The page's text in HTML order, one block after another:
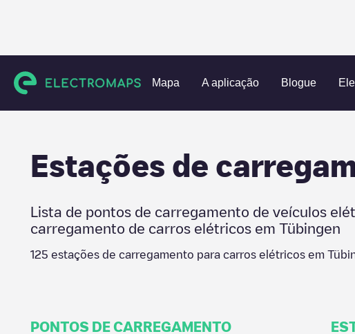
Mapa A aplicação Blogue
Charging stations Alemanha Tübingen Tübingen
Estações de
Lista de pontos de carregamento de veículos
carregamento de carros elétricos em Tübingen
125 estações de carregamento para carros elétricos em
PONTOS DE CARREGAMENTO